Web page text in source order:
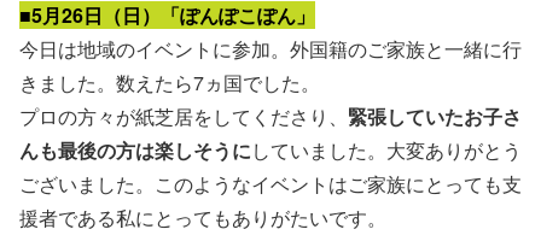
■5月26日（日）「ぽんぽこぽん」
今日は地域のイベントに参加。外国籍のご家族と一緒に行
きました。数えたら7ヵ国でした。
プロの方々が紙芝居をしてくださり、 緊張していたお子さ
んも最後の方は楽しそうにしていました。大変ありがとう
ございました。このようなイベントはご家族にとっても支
援者である私にとってもありがたいです。